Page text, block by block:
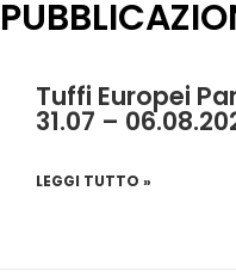
Tuffi Europei
31.07 –
LEGGI TUTTO »